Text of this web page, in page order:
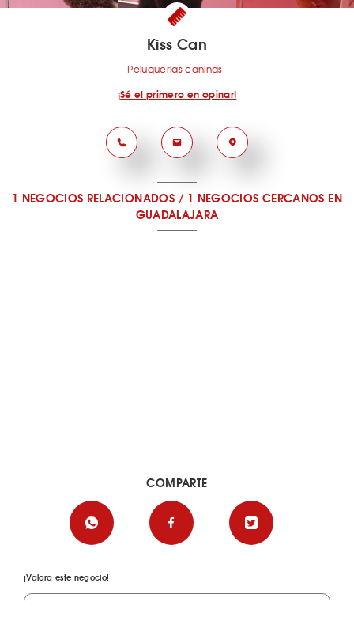
Kiss Can
Peluquerias caninas
¡Sé el primero en opinar!
1 NEGOCIOS RELACIONADOS/ 1 NEGOCIOS CERCANOS EN
GUADALAJARA
¡Valora este negocio!
COMPARTE